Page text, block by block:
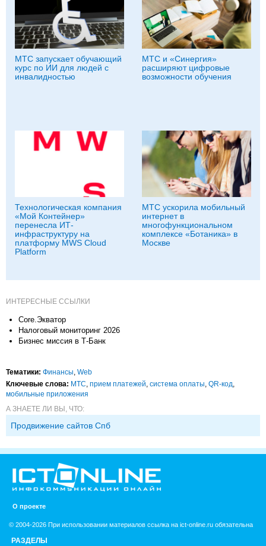
МТС запускает обучающий
курс по ИИ для людей с
инвалидностью
МТС и «Синергия»
расширяют цифровые
возможности обучения
Технологическая компания
«Мой Контейнер»
перенесла ИТ-
инфраструктуру на
платформу MWS Cloud
Platform
МТС ускорила мобильный
интернет в
многофункциональном
комплексе «Ботаника» в
Москве
ИНТЕРЕСНЫЕ ССЫЛКИ
Core.Экватор
Налоговый мониторинг 2026
Бизнес миссия в Т-Банк
Тематики: Финансы, Web
Ключевые слова: МТС, прием платежей, система оплаты, QR-код,
мобильные приложения
А ЗНАЕТЕ ЛИ ВЫ, ЧТО:
Продвижение сайтов Спб
О проекте
© 2004-2026 При использовании материалов ссылка на ict-online.ru обязательна
РАЗДЕЛЫ